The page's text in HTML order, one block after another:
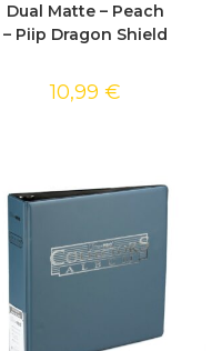
Dual Matte – Peach
– Piip Dragon Shield
10,99€